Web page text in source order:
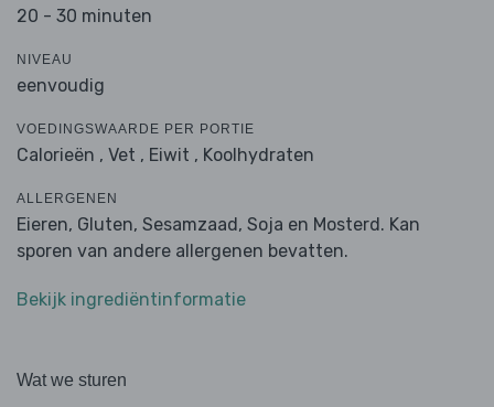
20 - 30 minuten
NIVEAU
eenvoudig
VOEDINGSWAARDE PER PORTIE
Calorieën , Vet , Eiwit , Koolhydraten
ALLERGENEN
Eieren, Gluten, Sesamzaad, Soja en Mosterd. Kan
sporen van andere allergenen bevatten.
Bekijk ingrediëntinformatie
Wat we sturen